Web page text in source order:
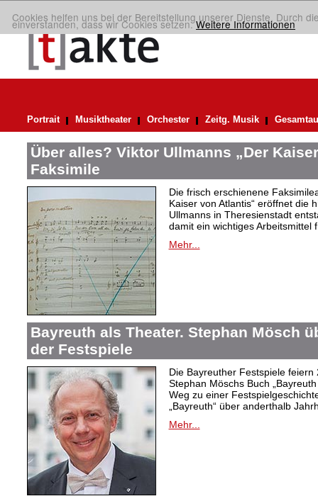
Cookies helfen uns bei der Bereitstellung unserer Dienste. Durch
einverstanden, dass wir Cookies setzen.Weitere Informationen
Portrait Musiktheater Orchester Zeitg. Musik
Über alles? Viktor Ullmanns „Der
Faksimile
Die frisch erschienene
Kaiser von Atlantis“ eröffnet die
Ullmanns in Theresienstadt
damit ein wichtiges Arbeitsmittel
Mehr...
Bayreuth als Theater. Stephan Mösch
der Festspiele
Die Bayreuther Festspiele
Stephan Möschs Buch
Weg zu einer
„Bayreuth“ über anderthalb
Mehr...